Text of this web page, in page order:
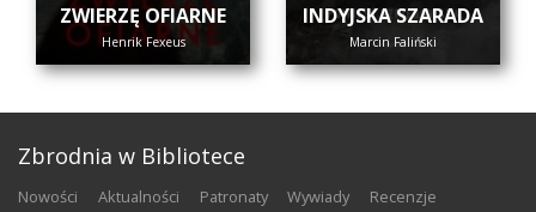
ZWIERZĘ OFIARNE
Henrik Fexeus
INDYJSKA SZARADA
Marcin Faliński
Zbrodnia w Bibliotece
nowości aktualności patronaty wywiady
recenzje